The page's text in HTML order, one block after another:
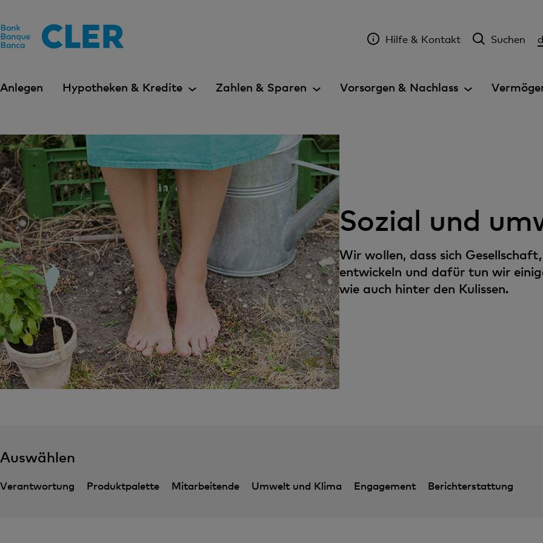
Hilfe & Kontakt Suchen
Anlegen Hypotheken & Kredite Zahlen & Sparen Vorsorgen & Nachlass
Sozial und
Wir wollen, dass sich
entwickeln und dafür tun wir
wie auch hinter den Kulissen.
Auswählen
Verantwortung Produktpalette Mitarbeitende Umwelt und Klima Engagement Berichterstattung